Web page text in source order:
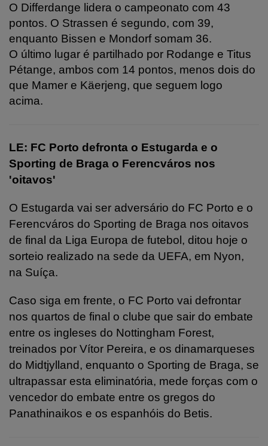
O Differdange lidera o campeonato com 43
pontos. O Strassen é segundo, com 39,
enquanto Bissen e Mondorf somam 36.
O último lugar é partilhado por Rodange e Titus
Pétange, ambos com 14 pontos, menos dois do
que Mamer e Käerjeng, que seguem logo
acima.
LE: FC Porto defronta o Estugarda e o
Sporting de Braga o Ferencváros nos
'oitavos'
O Estugarda vai ser adversário do FC Porto e o
Ferencváros do Sporting de Braga nos oitavos
de final da Liga Europa de futebol, ditou hoje o
sorteio realizado na sede da UEFA, em Nyon,
na Suíça.
Caso siga em frente, o FC Porto vai defrontar
nos quartos de final o clube que sair do embate
entre os ingleses do Nottingham Forest,
treinados por Vítor Pereira, e os dinamarqueses
do Midtjylland, enquanto o Sporting de Braga, se
ultrapassar esta eliminatória, mede forças com o
vencedor do embate entre os gregos do
Panathinaikos e os espanhóis do Betis.